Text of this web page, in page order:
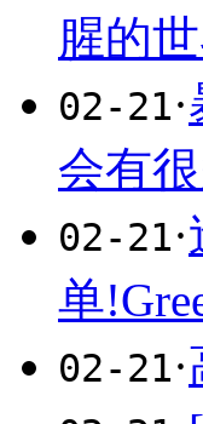
腥的
02-21·
会有
02-21·
单
02-21·